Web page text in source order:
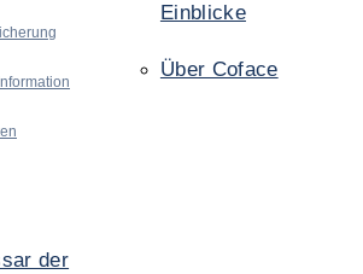
Einblicke
Über Coface
der